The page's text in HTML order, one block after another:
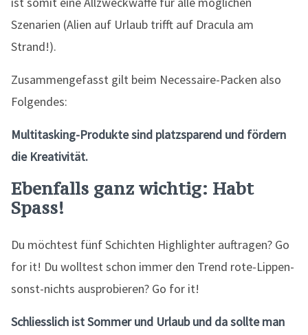
Szenarien (Alien auf Urlaub trifft auf Dracula am
Strand!).
Zusammengefasst gilt beim Necessaire-Packen also
Folgendes:
Multitasking-Produkte sind platzsparend und fördern
die Kreativität.
Ebenfalls ganz wichtig: Habt
Spass!
Du möchtest fünf Schichten Highlighter auftragen? Go
for it! Du wolltest schon immer den Trend rote-Lippen-
sonst-nichts ausprobieren? Go for it!
Schliesslich ist Sommer und Urlaub und da sollte man